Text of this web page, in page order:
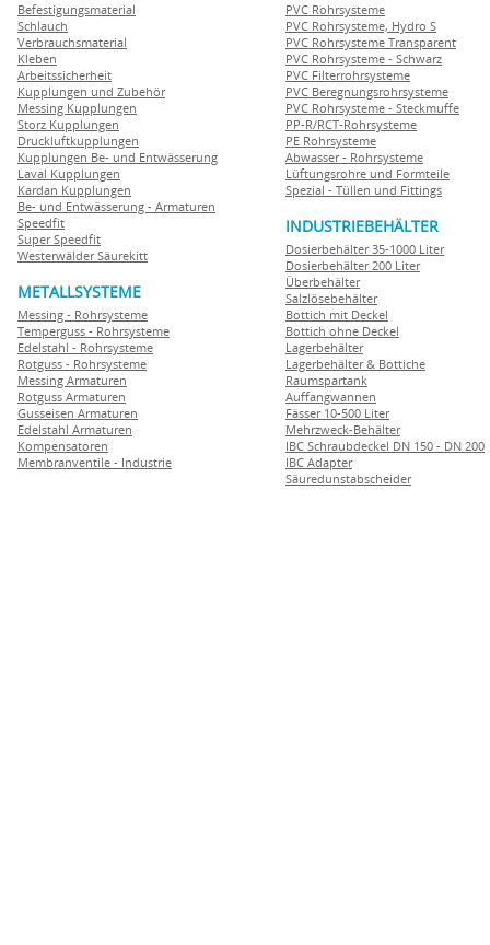
Befestigungsmaterial
Schlauch
Verbrauchsmaterial
Kleben
Arbeitssicherheit
Kupplungen und Zubehör
Messing Kupplungen
Storz Kupplungen
Druckluftkupplungen
Kupplungen Be- und Entwässerung
Laval Kupplungen
Kardan Kupplungen
Be- und Entwässerung - Armaturen
Speedfit
Super Speedfit
Westerwälder Säurekitt
METALLSYSTEME
Messing - Rohrsysteme
Temperguss - Rohrsysteme
Edelstahl - Rohrsysteme
Rotguss - Rohrsysteme
Messing Armaturen
Rotguss Armaturen
Gusseisen Armaturen
Edelstahl Armaturen
Kompensatoren
Membranventile - Industrie
PVC Rohrsysteme
PVC Rohrsysteme, Hydro S
PVC Rohrsysteme Transparent
PVC Rohrsysteme - Schwarz
PVC Filterrohrsysteme
PVC Beregnungsrohrsysteme
PVC Rohrsysteme - Steckmuffe
PP-R/RCT-Rohrsysteme
PE Rohrsysteme
Abwasser - Rohrsysteme
Lüftungsrohre und Formteile
Spezial - Tüllen und Fittings
INDUSTRIEBEHÄLTER
Dosierbehälter 35-1000 Liter
Dosierbehälter 200 Liter
Überbehälter
Salzlösebehälter
Bottich mit Deckel
Bottich ohne Deckel
Lagerbehälter
Lagerbehälter & Bottiche
Raumspartank
Auffangwannen
Fässer 10-500 Liter
Mehrzweck-Behälter
IBC Schraubdeckel DN 150 - DN 200
IBC Adapter
Säuredunstabscheider